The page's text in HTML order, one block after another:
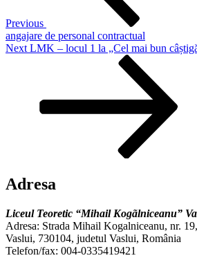
Previous
angajare de personal contractual
Next
Next LMK – locul 1 la „Cel mai bun
Adresa
Liceul Teoretic “Mihail Kogãlniceanu”
Adresa: Strada Mihail Kogalniceanu, nr. 19,
Vaslui, 730104, judetul Vaslui, România
Telefon/fax: 004-0335419421